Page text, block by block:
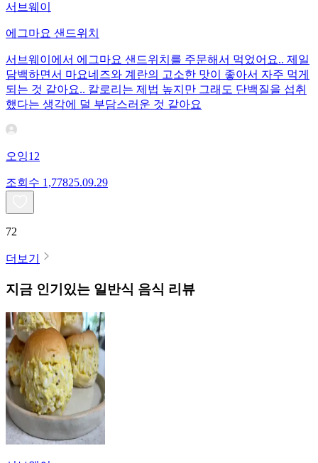
서브웨이
에그마요 샌드위치
서브웨이에서 에그마요 샌드위치를 주문해서 먹었어요.. 제일
담백하면서 마요네즈와 계란의 고소한 맛이 좋아서 자주 먹게
되는 것 같아요.. 칼로리는 제법 높지만 그래도 단백질을 섭취
했다는 생각에 덜 부담스러운 것 같아요
오잉12
조회수 1,77825.09.29
72
더보기
지금 인기있는 일반식 음식 리뷰